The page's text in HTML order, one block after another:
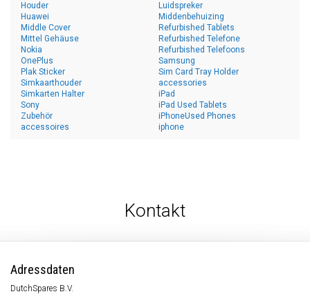
Houder
Huawei
Luidspreker
Middenbehuizing
Middle Cover
Mittel Gehäuse
Nokia
OnePlus
Plak Sticker
Refurbished Tablets
Refurbished Telefone
Refurbished Telefoons
Samsung
Sim Card Tray Holder
Simkaarthouder
Simkarten Halter
Sony
Zubehör
accessoires
accessories
iPad
iPad Used Tablets
iPhoneUsed Phones
iphone
Kontakt
Adressdaten
DutchSpares B.V.